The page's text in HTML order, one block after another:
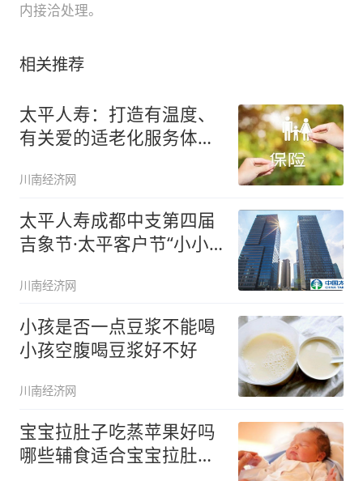
内接洽处理。
相关推荐
太平人寿：打造有温度、
有关爱的适老化服务体系
川南经济网
太平人寿成都中支第四届
吉象节·太平客户节“小小
川南经济网
小孩是否一点豆浆不能喝
小孩空腹喝豆浆好不好
川南经济网
宝宝拉肚子吃蒸苹果好吗
哪些辅食适合宝宝拉肚子